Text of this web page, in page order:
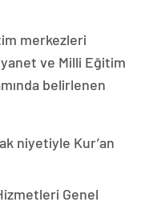
merkezleri
ve Milli Eğitim
belirlenen
niyetiyle Kur’an
Genel